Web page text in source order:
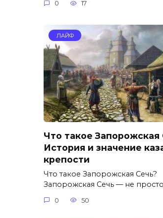
0 17
ЛАЙФ
Что такое Запорожская
История и значение
крепости
Что такое Запорожская Сечь?
Запорожская Сечь — не просто
0 50